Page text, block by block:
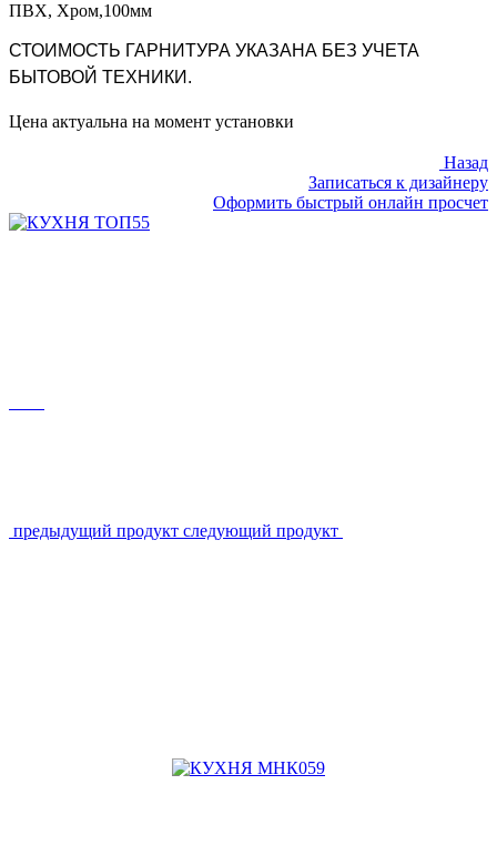
ПВХ, Хром,100мм
СТОИМОСТЬ ГАРНИТУРА УКАЗАНА БЕЗ УЧЕТА
БЫТОВОЙ ТЕХНИКИ.
Цена актуальна на момент установки
Назад
Записаться к дизайнеру
Оформить быстрый онлайн просчет
предыдущий продукт следующий продукт